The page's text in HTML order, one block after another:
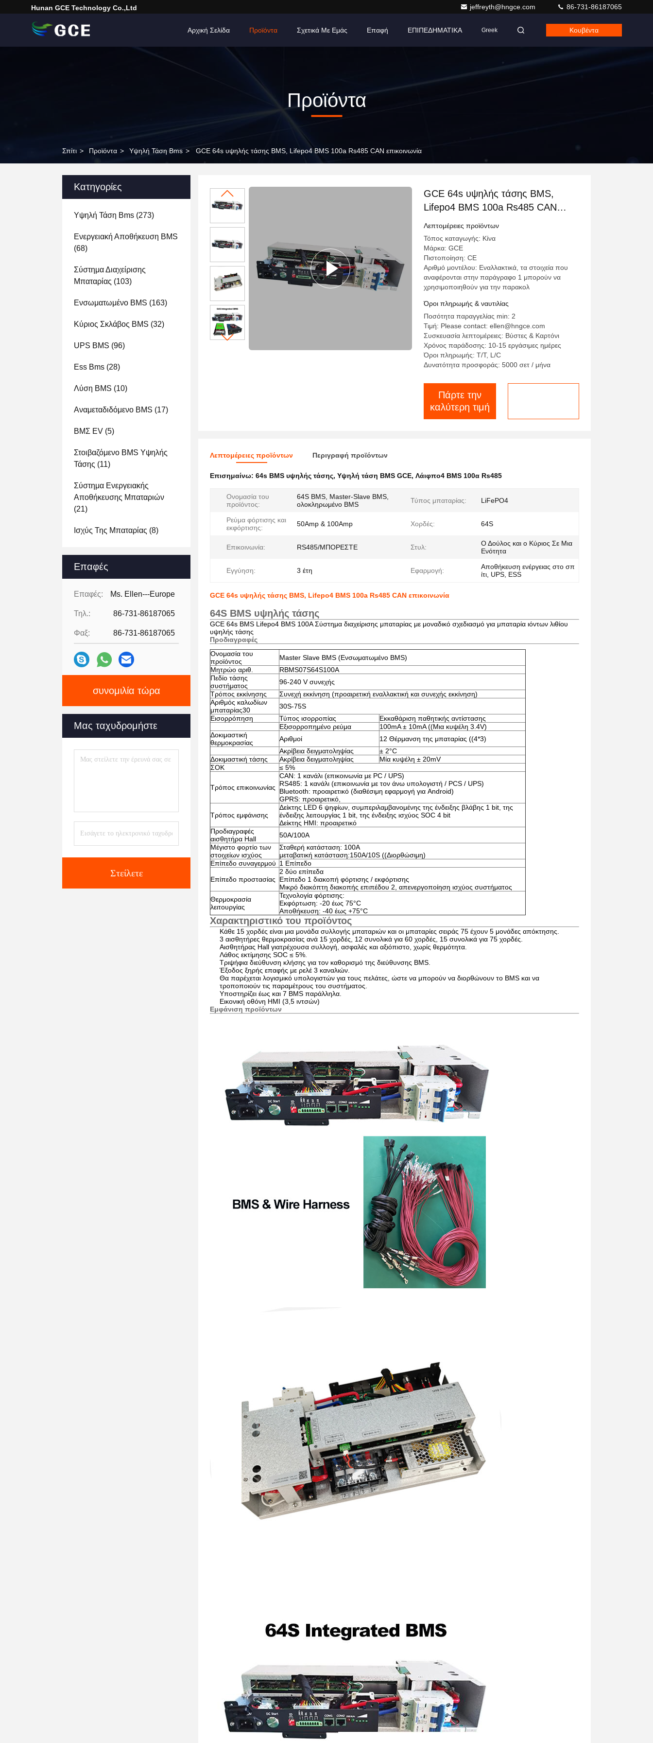
Hunan GCE Technology Co.,Ltd jeffreyth@hngce.com 86-731-86187065
Αρχική Σελίδα Προϊόντα Σχετικά Με Εμάς Επαφή ΕΠΙΠΕΔΗΜΑΤΙΚΑ Greek Κουβέντα
Προϊόντα
Σπίτι > Προϊόντα > Υψηλή Τάση Bms > GCE 64s υψηλής τάσης BMS, Lifepo4 BMS 100a Rs485 CAN επικοινωνία
Κατηγορίες
Υψηλή Τάση Bms (273)
Ενεργειακή Αποθήκευση BMS
(68)
Σύστημα Διαχείρισης
Μπαταρίας (103)
Ενσωματωμένο BMS (163)
Κύριος Σκλάβος BMS (32)
UPS BMS (96)
Ess Bms (28)
Λύση BMS (10)
Αναμεταδιδόμενο BMS (17)
ΒΜΣ EV (5)
Στοιβαζόμενο BMS Υψηλής
Τάσης (11)
Σύστημα Ενεργειακής
Αποθήκευσης Μπαταριών
(21)
Ισχύς Της Μπαταρίας (8)
Επαφές
Επαφές: Ms. Ellen---Europe
Τηλ.: 86-731-86187065
Φαξ: 86-731-86187065
συνομιλία τώρα
Μας ταχυδρομήστε
Στείλετε
GCE 64s υψηλής τάσης BMS,
Lifepo4 BMS 100a Rs485 CAN
επικοινωνία
Λεπτομέρειες προϊόντων
Τόπος καταγωγής: Κίνα
Μάρκα: GCE
Πιστοποίηση: CE
Αριθμό μοντέλου: Εναλλακτικά, τα στοιχεία που
αναφέρονται στην παράγραφο 1 μπορούν να
χρησιμοποιηθούν για την παρακολ
Όροι πληρωμής & ναυτιλίας
Ποσότητα παραγγελίας min: 2
Τιμή: Please contact: ellen@hngce.com
Συσκευασία λεπτομέρειες: Βύστες & Καρτόνι
Χρόνος παράδοσης: 10-15 εργάσιμες ημέρες
Όροι πληρωμής: T/T, L/C
Δυνατότητα προσφοράς: 5000 σετ / μήνα
Πάρτε την
καλύτερη τιμή
Λεπτομέρειες προϊόντων Περιγραφή προϊόντων
Επισημαίνω: 64s BMS υψηλής τάσης, Υψηλή τάση BMS GCE, Λάιφπο4 BMS 100α Rs485
Ονομασία του
προϊόντος:
64S BMS, Master-Slave BMS,
ολοκληρωμένο BMS
Τύπος μπαταρίας: LiFePO4
Ρεύμα φόρτισης και
εκφόρτισης:
50Amp & 100Amp Χορδές: 64S
Επικοινωνία: RS485/ΜΠΟΡΕΣΤΕ Στυλ:
Ο Δούλος και ο Κύριος Σε Μια
Ενότητα
Εγγύηση: 3 έτη Εφαρμογή:
Αποθήκευση ενέργειας στο σπ
ίτι, UPS, ESS
GCE 64s υψηλής τάσης BMS, Lifepo4 BMS 100a Rs485 CAN επικοινωνία
64S BMS υψηλής τάσης
GCE 64s BMS Lifepo4 BMS 100A Σύστημα διαχείρισης μπαταρίας με μοναδικό σχεδιασμό για μπαταρία ιόντων λιθίου
υψηλής τάσης
Προδιαγραφές
Ονομασία του
προϊόντος
Master Slave BMS (Ενσωματωμένο BMS)
Μητρώο αριθ.
RBMS07S64S100A
Πεδίο τάσης
συστήματος
96-240 V συνεχής
Τρόπος εκκίνησης
Συνεχή εκκίνηση (προαιρετική εναλλακτική και συνεχής εκκίνηση)
Αριθμός καλωδίων
μπαταρίας30
30S-75S
Εισορρόπηση
Τύπος ισορροπίας
Εκκαθάριση παθητικής αντίστασης
Εξισορροπημένο ρεύμα
100mA ± 10mA ((Μια κυψέλη 3.4V)
Δοκιμαστική
θερμοκρασίας
Αριθμοί
12 Θέρμανση της μπαταρίας ((4*3)
Ακρίβεια δειγματοληψίας
± 2°C
Δοκιμαστική τάσης
Ακρίβεια δειγματοληψίας
Μία κυψέλη ± 20mV
ΣΟΚ
≤ 5%
Τρόπος επικοινωνίας
CAN: 1 κανάλι (επικοινωνία με PC / UPS)
RS485: 1 κανάλι (επικοινωνία με τον άνω υπολογιστή / PCS / UPS)
Bluetooth: προαιρετικό (διαθέσιμη εφαρμογή για Android)
GPRS: προαιρετικό,
Τρόπος εμφάνισης
Δείκτης LED 6 ψηφίων, συμπεριλαμβανομένης της ένδειξης βλάβης 1 bit, της
ένδειξης λειτουργίας 1 bit, της ένδειξης ισχύος SOC 4 bit
Δείκτης HMI: προαιρετικό
Προδιαγραφές
αισθητήρα Hall
50A/100A
Μέγιστο φορτίο των
στοιχείων ισχύος
Σταθερή κατάσταση: 100A
μεταβατική κατάσταση:150A/10S ((Διορθώσιμη)
Επίπεδο συναγερμού 1 Επίπεδο
Επίπεδο προστασίας
2 δύο επίπεδα
Επίπεδο 1 διακοπή φόρτισης / εκφόρτισης
Μικρό διακόπτη διακοπής επιπέδου 2, απενεργοποίηση ισχύος συστήματος
Θερμοκρασία
λειτουργίας
Τεχνολογία φόρτισης:
Εκφόρτωση: -20 έως 75°C
Αποθήκευση: -40 έως +75°C
Χαρακτηριστικό του προϊόντος
Κάθε 15 χορδές είναι μια μονάδα συλλογής μπαταριών και οι μπαταρίες σειράς 75 έχουν 5 μονάδες απόκτησης.
3 αισθητήρες θερμοκρασίας ανά 15 χορδές, 12 συνολικά για 60 χορδές, 15 συνολικά για 75 χορδές.
Αισθητήρας Hall γιατρέχουσα συλλογή , ασφαλές και αξιόπιστο, χωρίς θερμότητα.
Λάθος εκτίμησης SOC ≤ 5%.
Τριψήφια διεύθυνση κλήσης για τον καθορισμό της διεύθυνσης BMS.
Έξοδος ξηρής επαφής με ρελέ 3 καναλιών.
Θα παρέχεται λογισμικό υπολογιστών για τους πελάτες, ώστε να μπορούν να διορθώνουν το BMS και να
τροποποιούν τις παραμέτρους του συστήματος.
Υποστηρίζει έως και 7 BMS παράλληλα.
Εικονική οθόνη HMI (3,5 ιντσών)
Εμφάνιση προϊόντων